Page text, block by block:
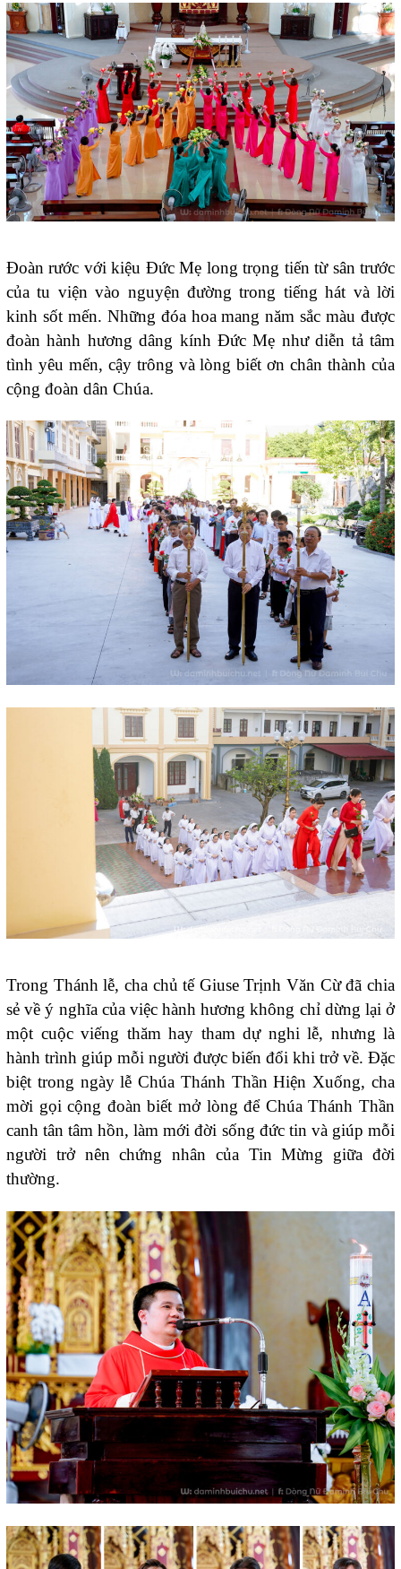
Đoàn rước với kiệu Đức Mẹ long trọng tiến từ sân trước
của tu viện vào nguyện đường trong tiếng hát và lời
kinh sốt mến. Những đóa hoa mang năm sắc màu được
đoàn hành hương dâng kính Đức Mẹ như diễn tả tâm
tình yêu mến, cậy trông và lòng biết ơn chân thành của
cộng đoàn dân Chúa.
Trong Thánh lễ, cha chủ tế Giuse Trịnh Văn Cừ đã chia
sẻ về ý nghĩa của việc hành hương không chỉ dừng lại ở
một cuộc viếng thăm hay tham dự nghi lễ, nhưng là
hành trình giúp mỗi người được biến đổi khi trở về. Đặc
biệt trong ngày lễ Chúa Thánh Thần Hiện Xuống, cha
mời gọi cộng đoàn biết mở lòng để Chúa Thánh Thần
canh tân tâm hồn, làm mới đời sống đức tin và giúp mỗi
người trở nên chứng nhân của Tin Mừng giữa đời
thường.